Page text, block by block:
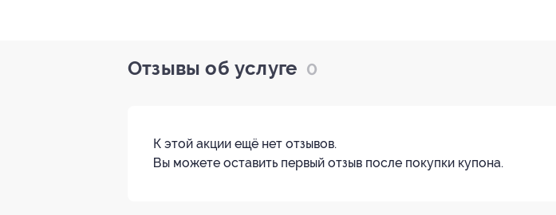
Отзывы об услуге 0
К этой акции ещё нет отзывов.
Вы можете оставить первый отзыв после покупки купона.